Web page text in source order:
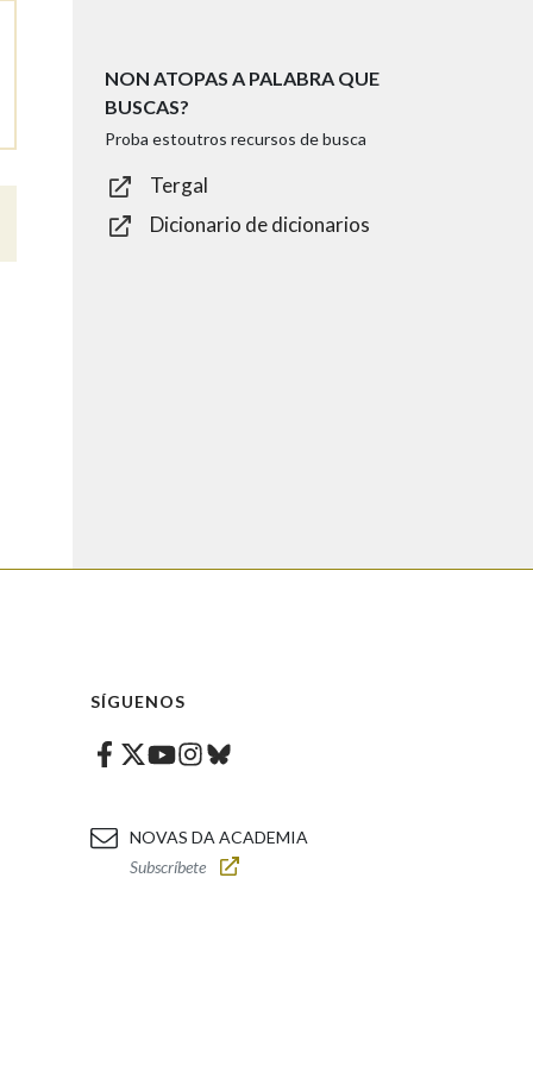
NON ATOPAS A PALABRA QUE
BUSCAS?
Proba estoutros recursos de busca
Tergal
Dicionario de dicionarios
SÍGUENOS
Facebook
Twitter
Youtube
Instagram
Bluesky
NOVAS DA ACADEMIA
Subscríbete